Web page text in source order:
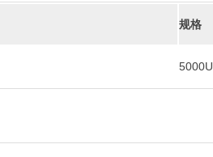
规格
5000U